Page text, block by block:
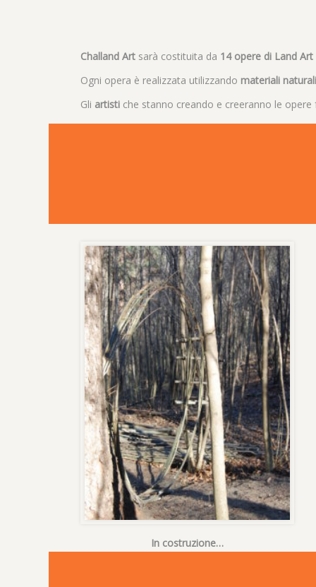
Challand Art sarà costituita da 14 opere di Land Art
Ogni opera è realizzata utilizzando materiali naturali
Gli artisti che stanno creando e creeranno le
In costruzione…